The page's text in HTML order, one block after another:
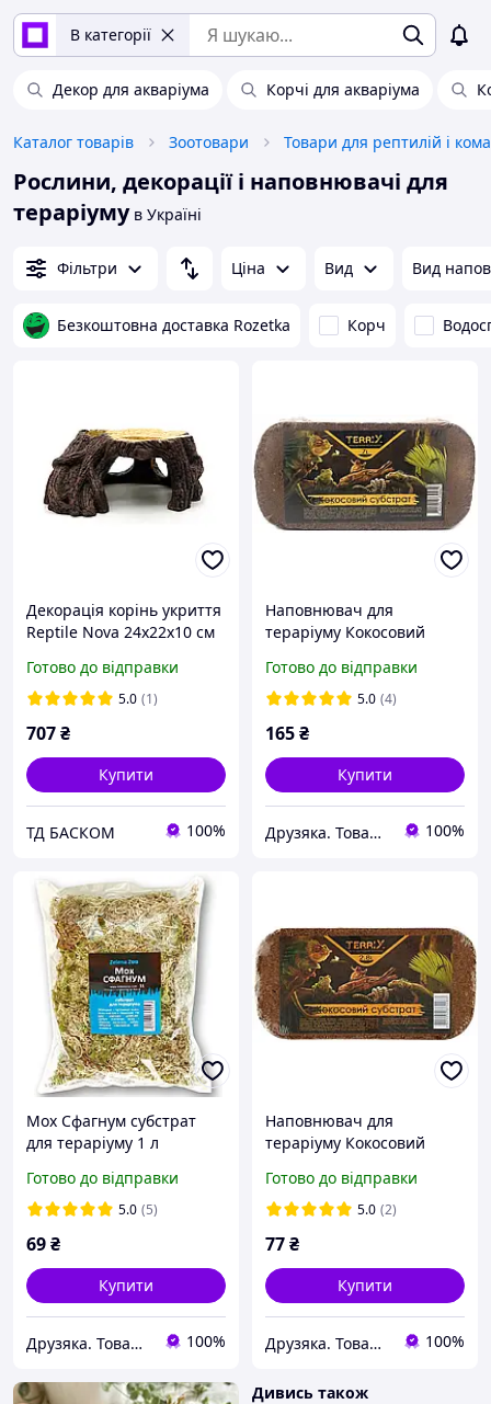
В категорії
Декор для акваріума Корчі для акваріума
Каталог товарів Зоотовари Товари для рептилій і
Рослини, декорації і наповнювачі для
тераріуму в Україні
Фільтри Ціна Вид Вид
Безкоштовна доставка Rozetka Корч
Декорація корінь укриття
Reptile Nova 24x22x10 см
Готово до відправки
5.0 (1)
707₴
Купити
ТД БАСКОМ 100%
Наповнювач для
тераріуму Кокосовий
Готово до відправки
5.0 (4)
165₴
Купити
Друзяка. Товари для Ваших улюбленців 100%
Мох Сфагнум субстрат
для тераріуму 1 л
Готово до відправки
5.0 (5)
69₴
Купити
Друзяка. Товари для Ваших улюбленців 100%
Наповнювач для
тераріуму Кокосовий
Готово до відправки
5.0 (2)
77₴
Купити
Друзяка. Товари для Ваших улюбленців 100%
Дивись також